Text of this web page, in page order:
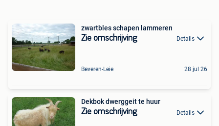
zwartbles schapen lammeren
Zie omschrijving Details
Beveren-Leie 28 jul 26
Dekbok dwerggeit te huur
Zie omschrijving Details